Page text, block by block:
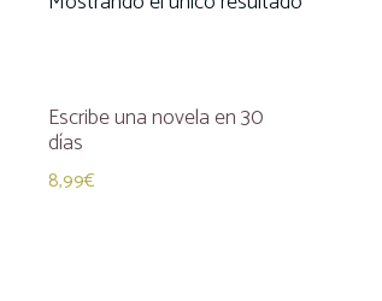
Escribe una novela en 30
días
8,99€